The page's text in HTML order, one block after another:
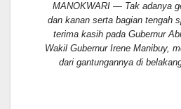
MANOKWARI — Tak adanya
dan kanan serta bagian tengah
terima kasih pada Gubernur
Wakil Gubernur Irene Manibuy,
dari gantungannya di